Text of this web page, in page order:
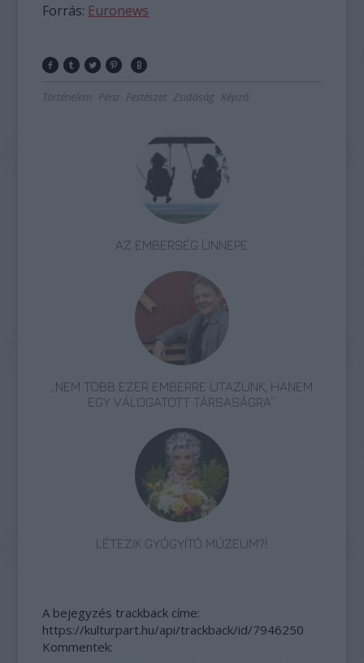
Forrás: Euronews
Történelem Pénz Festészet Zsidóság Képző
AZ EMBERSÉG ÜNNEPE
„NEM TÖBB EZER EMBERRE UTAZUNK, HANEM
EGY VÁLOGATOTT TÁRSASÁGRA”
LÉTEZIK GYÓGYÍTÓ MÚZEUM?!
A bejegyzés trackback címe:
https://kulturpart.hu/api/trackback/id/7946250
Kommentek: